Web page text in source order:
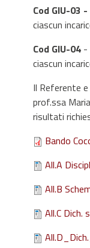
Cod GIU-03 -
ciascun
Cod GIU-04 -
ciascun
Il Referente
prof.ssa
risultati
Bando
All.A
All.B
All.C